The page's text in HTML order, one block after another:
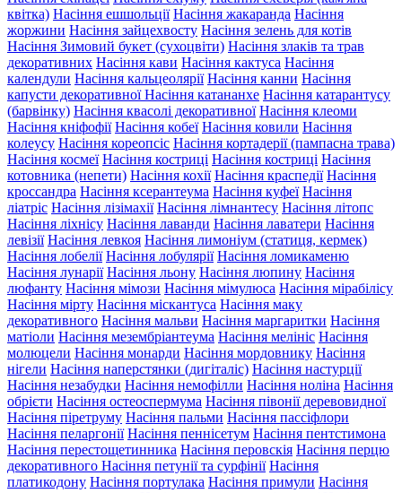
квітка) Насіння ешшольції Насіння жакаранда Насіння
жоржини Насіння зайцехвосту Насіння зелень для котів
Насіння Зимовий букет (сухоцвіти) Насіння злаків та трав
декоративних Насіння кави Насіння кактуса Насіння
календули Насіння кальцеолярії Насіння канни Насіння
капусти декоративноїНасіння катананхе Насіння катарантусу
(барвінку) Насіння квасолі декоративної Насіння клеоми
Насіння кніфофії Насіння кобеї Насіння ковили Насіння
колеусу Насіння кореопсіс Насіння кортадерії (пампасна трава)
Насіння космеї Насіння костриці Насіння костриці Насіння
котовника (непети) Насіння кохії Насіння краспедії Насіння
кроссандра Насіння ксерантеума Насіння куфеї Насіння
ліатріс Насіння лізімахії Насіння лімнантесу Насіння літопс
Насіння ліхнісу Насіння лаванди Насіння лаватери Насіння
левізії Насіння левкоя Насіння лимоніум (статиця, кермек)
Насіння лобелії Насіння лобулярії Насіння ломикаменю
Насіння лунарії Насіння льону Насіння люпину Насіння
люфанту Насіння мімози Насіння мімулюса Насіння мірабілісу
Насіння мірту Насіння міскантуса Насіння маку
декоративного Насіння мальви Насіння маргаритки Насіння
матіоли Насіння мезембріантеума Насіння мелініс Насіння
молюцели Насіння монарди Насіння мордовнику Насіння
нігели Насіння наперстянки (дигіталіс) Насіння настурції
Насіння незабудки Насіння немофілли Насіння ноліна Насіння
обрієти Насіння остеоспермума Насіння півонії деревовидної
Насіння піретруму Насіння пальми Насіння пассіфлори
Насіння пеларгонії Насіння пеннісетум Насіння пентстимона
Насіння перестощетинника Насіння перовскія Насіння перцю
декоративного Насіння петунії та сурфінії Насіння
платикодону Насіння портулака Насіння примули Насіння